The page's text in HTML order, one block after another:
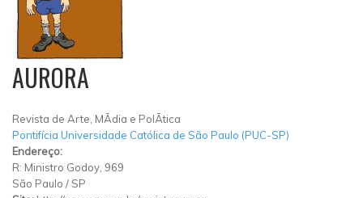
AURORA
Revista de Arte, MÃ­dia e PolÃ­tica
Pontifícia Universidade Católica de São Paulo (PUC-SP)
Endereço:
R: Ministro Godoy, 969
São Paulo / SP